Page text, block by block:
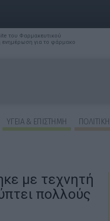
του Φαρμακευτικού
ενημέρωση για το φάρμακο
ΥΓΕΙΑ & ΕΠΙΣΤΗΜΗ
με τεχνητή
πολλούς